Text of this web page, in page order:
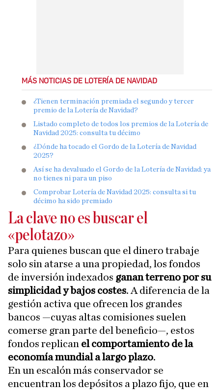
MÁS NOTICIAS DE LOTERÍA DE NAVIDAD
¿Tienen terminación premiada el segundo y tercer
premio de la Lotería de Navidad?
Listado completo de todos los premios de la Lotería de
Navidad 2025: consulta tu décimo
¿Dónde ha tocado el Gordo de la Lotería de Navidad
2025?
Así se ha devaluado el Gordo de la Lotería de Navidad: ya
no tienes ni para un piso
Comprobar Lotería de Navidad 2025: consulta si tu
décimo ha sido premiado
La clave no es buscar el
«pelotazo»
Para quienes buscan que el dinero trabaje
solo sin atarse a una propiedad, los fondos
de inversión indexados ganan terreno por su
simplicidad y bajos costes. A diferencia de la
gestión activa que ofrecen los grandes
bancos —cuyas altas comisiones suelen
comerse gran parte del beneficio—, estos
fondos replican el comportamiento de la
economía mundial a largo plazo.
En un escalón más conservador se
encuentran los depósitos a plazo fijo, que en